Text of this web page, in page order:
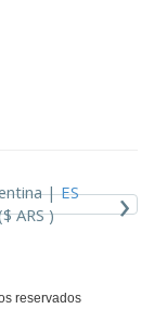
|ES
ARS )
›
reservados